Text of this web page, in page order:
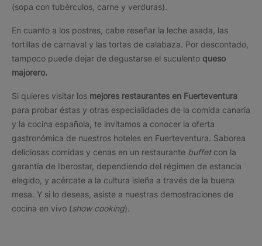
(sopa con tubérculos, carne y verduras).
En cuanto a los postres, cabe reseñar la leche asada, las
tortillas de carnaval y las tortas de calabaza. Por descontado,
tampoco puede dejar de degustarse el suculento queso
majorero.
Si quieres visitar los mejores restaurantes en Fuerteventura
para probar éstas y otras especialidades de la comida canaria
y la cocina española, te invitamos a conocer la oferta
gastronómica de nuestros hoteles en Fuerteventura. Saborea
deliciosas comidas y cenas en un restaurante buffet con la
garantía de Iberostar, dependiendo del régimen de estancia
elegido, y acércate a la cultura isleña a través de la buena
mesa. Y si lo deseas, asiste a nuestras demostraciones de
cocina en vivo (show cooking).